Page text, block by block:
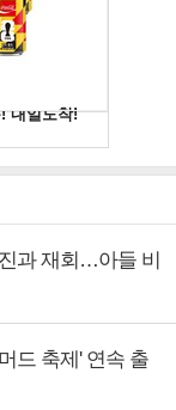
진과 재회…아들 비
드 축제' 연속 출